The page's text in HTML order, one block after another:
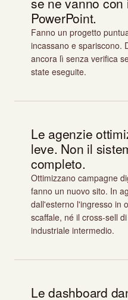
PowerPoint.
Fanno un progetto
incassano e spariscono.
ancora lì senza verifica
state eseguite.
Le agenzie
leve. Non il
completo.
Ottimizzano campagne
fanno un nuovo sito. In
dall'esterno l'ingresso in
scaffale, né il cross-sell
industriale intermedio.
Le dashboard